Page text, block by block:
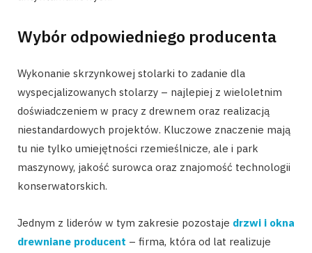
Wybór odpowiedniego producenta
Wykonanie skrzynkowej stolarki to zadanie dla
wyspecjalizowanych stolarzy – najlepiej z wieloletnim
doświadczeniem w pracy z drewnem oraz realizacją
niestandardowych projektów. Kluczowe znaczenie mają
tu nie tylko umiejętności rzemieślnicze, ale i park
maszynowy, jakość surowca oraz znajomość technologii
konserwatorskich.
Jednym z liderów w tym zakresie pozostaje drzwi i okna
drewniane producent – firma, która od lat realizuje